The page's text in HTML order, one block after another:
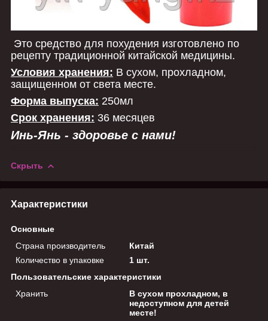
Это средство для похудения изготовлено по
рецепту традиционной китайской медицины.
Условия хранения: В сухом, прохладном,
защищенном от света месте.
Форма выпуска: 250мл
Срок хранения: 36 месяцев
Инь-Янь - здоровье с нами!
Скрыть
Характеристики
Основные
Страна производитель
Китай
Количество в упаковке
1 шт.
Пользовательские характеристики
Хранить
В сухом прохладном, в
недоступном для детей
месте!